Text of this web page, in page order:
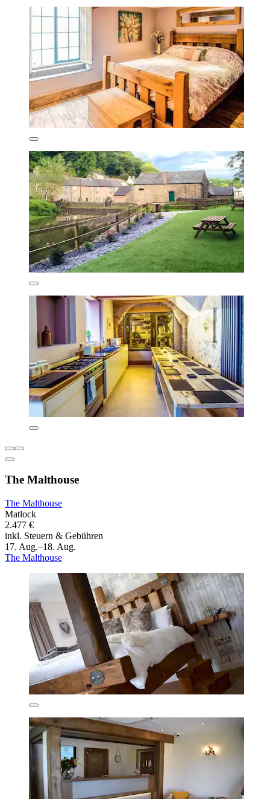
The Malthouse
The Malthouse
Matlock
2.477 €
inkl. Steuern & Gebühren
17. Aug.–18. Aug.
The Malthouse